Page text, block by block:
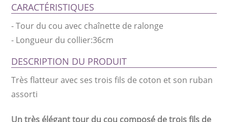
CARACTÉRISTIQUES
-Tour du cou avec chaînette de ralonge
- Longueur du collier:36cm
DESCRIPTION DU PRODUIT
Très flatteur avec ses trois fils de coton et son ruban
assorti
Un très élégant tour du cou composé de trois fils de